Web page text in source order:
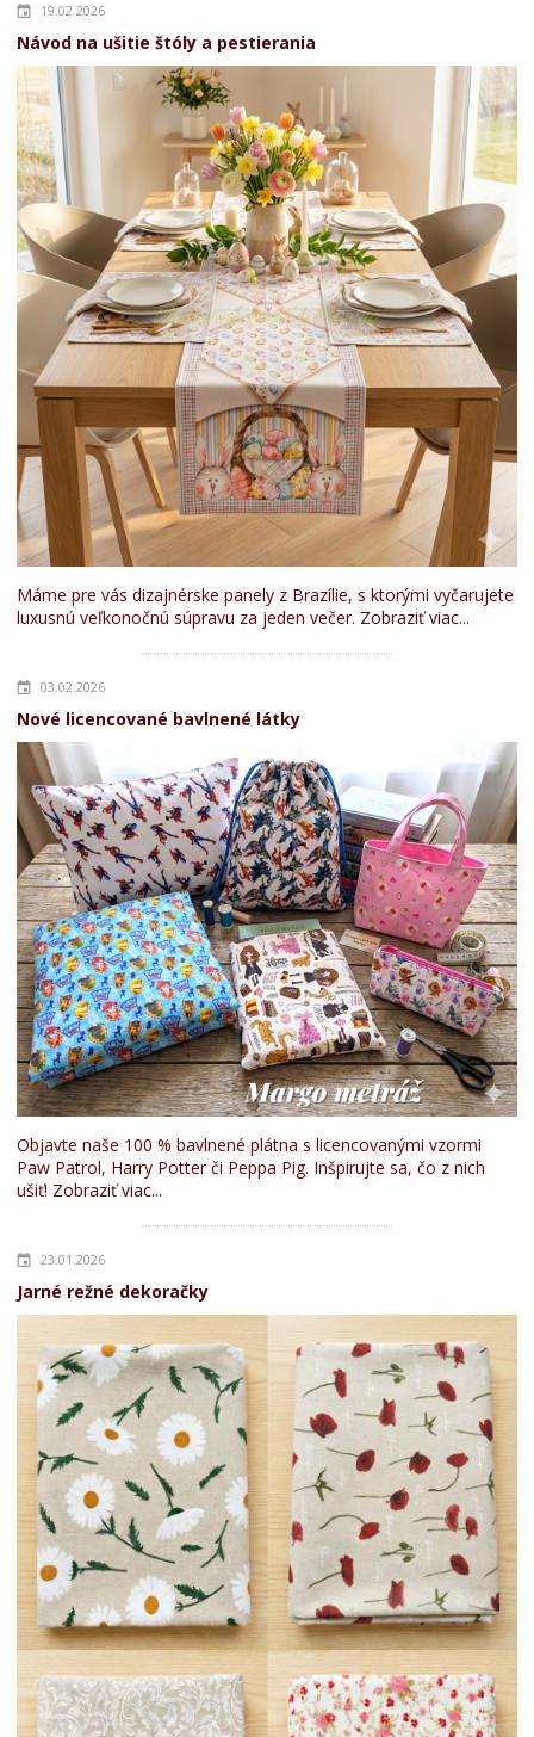
19.02.2026
Návod na ušitie štóly a pestierania
Máme pre vás dizajnérske panely z Brazílie, s ktorými vyčarujete
luxusnú veľkonočnú súpravu za jeden večer. Zobraziť viac...
03.02.2026
Nové licencované bavlnené látky
Objavte naše 100 % bavlnené plátna s licencovanými vzormi
Paw Patrol, Harry Potter či Peppa Pig. Inšpirujte sa, čo z nich
ušiť! Zobraziť viac...
23.01.2026
Jarné režné dekoračky